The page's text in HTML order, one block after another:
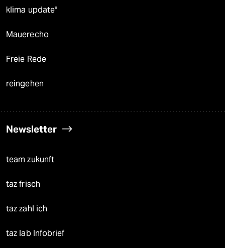
klima update°
Mauerecho
Freie Rede
reingehen
Newsletter
team zukunft
taz frisch
taz zahl ich
taz lab Infobrief